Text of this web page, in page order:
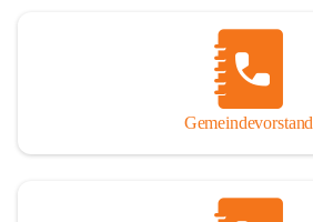
Gemeindevorstand